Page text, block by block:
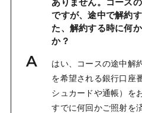
ありません。コース
ですが、途中で解約
た、解約する時に何
か？
はい、コースの途中解
を希望される銀行口座
シュカードや通帳）を
すでに何回かご照射を